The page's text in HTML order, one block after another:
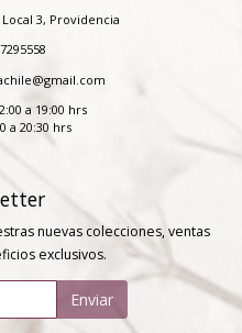
3, Providencia
a 19:00 hrs
a 20:30 hrs
nuevas colecciones, ventas
exclusivos.
Enviar